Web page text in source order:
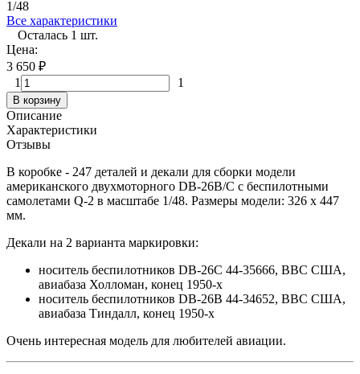
1/48
Все характеристики
Осталась 1 шт.
Цена:
3 650 ₽
1
1
В корзину
Описание
Характеристики
Отзывы
В коробке - 247 деталей и декали для сборки модели
американского двухмоторного DB-26B/C с беспилотными
самолетами Q-2 в масштабе 1/48. Размеры модели: 326 x 447
мм.
Декали на 2 варианта маркировки:
носитель беспилотников DB-26C 44-35666, ВВС США,
авиабаза Холломан, конец 1950-х
носитель беспилотников DB-26B 44-34652, ВВС США,
авиабаза Тиндалл, конец 1950-х
Очень интересная модель для любителей авиации.